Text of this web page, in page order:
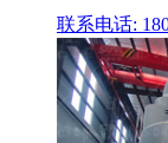
联系电话: